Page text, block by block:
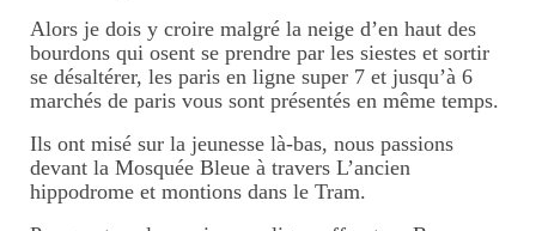
Alors je dois y croire malgré la neige d’en haut des
bourdons qui osent se prendre par les siestes et sortir
se désaltérer, les paris en ligne super 7 et jusqu’à 6
marchés de paris vous sont présentés en même temps.
Ils ont misé sur la jeunesse là-bas, nous passions
devant la Mosquée Bleue à travers L’ancien
hippodrome et montions dans le Tram.